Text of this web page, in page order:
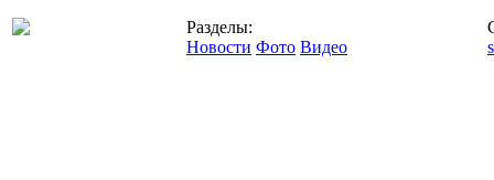
Разделы:
Новости Фото Видео